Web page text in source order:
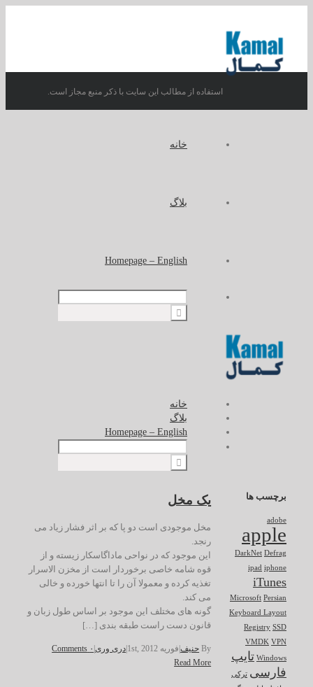
خانه
بلاگ
Homepage – English
خانه
بلاگ
Homepage – English
یک مخل
مخل موجودی است دو پا که بر اثر فشار زیاد می
رنجد.
این موجود که در نواحی ماداگاسکار زیسته و از
قوه شامه خاصی برخوردار است از مخزن الاسرار
تغذیه کرده و معمولا آن را تا انتها خورده و خالی
می کند.
گونه های مختلف این موجود بر اساس طول زبان و
قانون دست راست طبقه بندی […]
By حنیف|فوریه 1st, 2012 |دری وری| ۰ Comments
Read More
برچسب ها
adobe
apple
DarkNet Defrag
ipad iphone
iTunes
Microsoft Persian
Keyboard Layout
Registry SSD
VMDK VPN
Windows تایپ
فارسی ترکی
استفاده از مطالب این سایت با ذکر منبع مجاز است.